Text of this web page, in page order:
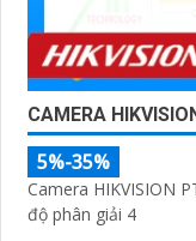
CAMERA
5%-35%
Camera HIKVISION
độ phân giải 4